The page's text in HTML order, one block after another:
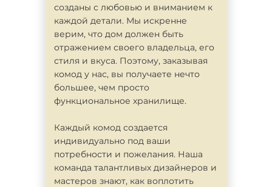
созданы с любовью и вниманием к
каждой детали. Мы искренне
верим, что дом должен быть
отражением своего владельца, его
стиля и вкуса. Поэтому, заказывая
комод у нас, вы получаете нечто
большее, чем просто
функциональное хранилище.
Каждый комод создается
индивидуально под ваши
потребности и пожелания. Наша
команда талантливых дизайнеров и
мастеров знают, как воплотить